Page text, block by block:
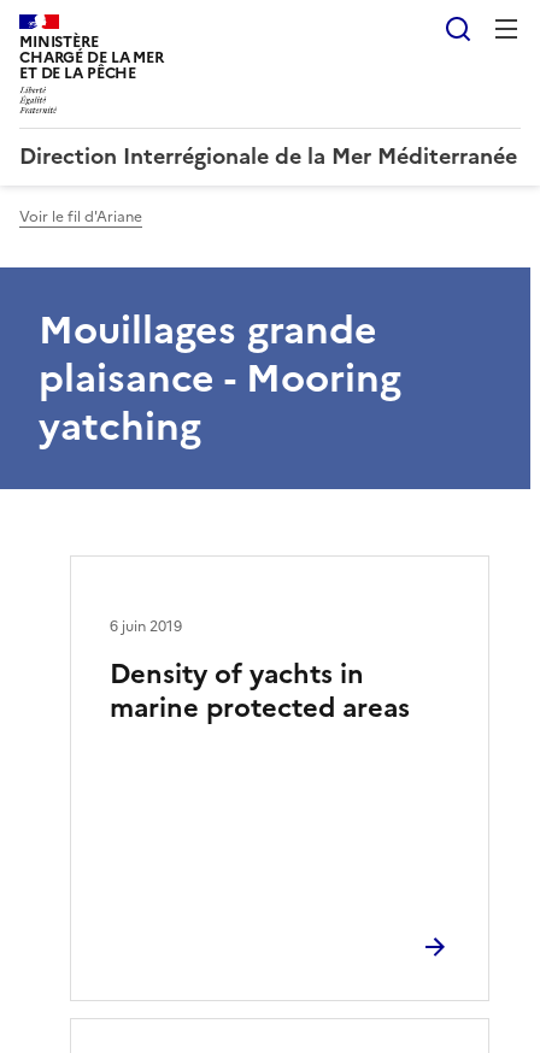
MINISTÈRE
CHARGÉ DE LA MER
ET DE LA PÊCHE
Direction Interrégionale de la Mer Méditerranée
Voir le fil d'Ariane
Mouillages grande
plaisance - Mooring
yatching
Density of yachts in
marine protected areas
6 juin 2019